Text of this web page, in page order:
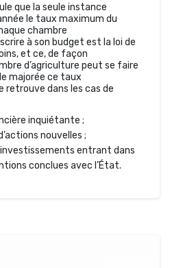
que la seule instance
le taux maximum du
chambre
à son budget est la loi de
et ce, de façon
d’agriculture peut se faire
majorée ce taux
retrouve dans les cas de
inquiétante ;
nouvelles ;
entrant dans
conclues avec l’État.